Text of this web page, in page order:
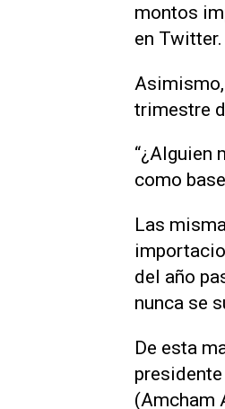
montos
en Twitter.
trimestre
“¿Alguien
como
Las
del año
nunca se
De esta
(Amcham